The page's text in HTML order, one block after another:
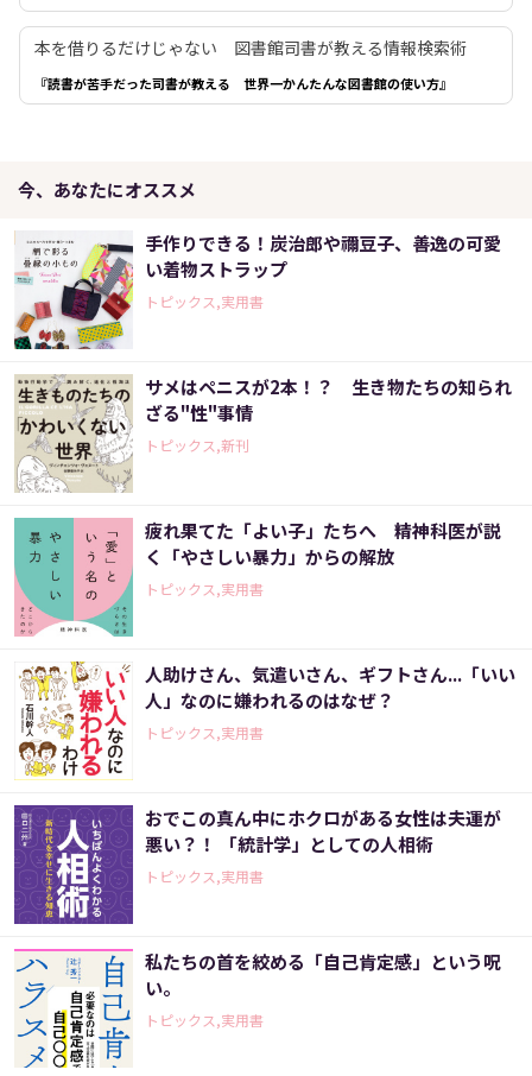
本を借りるだけじゃない 図書館司書が教える情報検索術
『読書が苦手だった司書が教える 世界一かんたんな図書館の使い方』
今、あなたにオススメ
手作りできる！炭治郎や禰豆子、善逸の可愛
い着物ストラップ
トピックス,実用書
サメはペニスが2本！？ 生き物たちの知られ
ざる"性"事情
トピックス,新刊
疲れ果てた「よい子」たちへ 精神科医が説
く「やさしい暴力」からの解放
トピックス,実用書
人助けさん、気遣いさん、ギフトさん...「いい
人」なのに嫌われるのはなぜ？
トピックス,実用書
おでこの真ん中にホクロがある女性は夫運が
悪い？！ 「統計学」としての人相術
トピックス,実用書
私たちの首を絞める「自己肯定感」という呪
い。
トピックス,実用書